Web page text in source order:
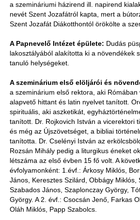
a szemináriumi házirend ill. napirend
nevét Szent Jozafátról kapta, mert a
Szent Jozafát Diákotthontól örökölte a
A Papnevelő Intézet épülete: Dudás
lakosztályából alakította ki a növendékek
tanuló helységeket.
A szeminárium első elöljárói és
a szeminárium első rektora, aki Rómában
alapvető hittant és latin nyelvet tanított.
spirituális, aki aszketikát,
tanított. Dr. Rojkovich István a vicerektori
és még az Újszövetséget, a bibliai
tanította. Dr. Cselényi István az
Rozsán Mihály pedig a liturgikus éneket
létszáma az első évben 15 fő volt. A
évfolyamonként: 1.évf.: Árkosy Miklós,
János, Keresztes Szilárd, Obbágy Miklós,
Szabados János, Szaplonczay György,
György. A 2. évf.: Csocsán Jenő, Farkas
Oláh Miklós, Papp Szabolcs.